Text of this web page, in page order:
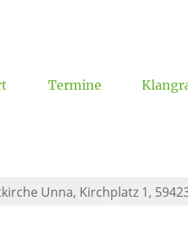
Termine
Unna, Kirchplatz 1,